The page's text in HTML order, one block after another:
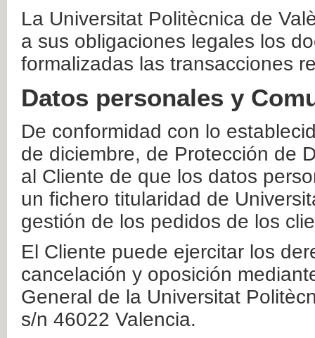
La Universitat Politècnica de
a sus obligaciones legales los
formalizadas las transacciones
Datos personales y
De conformidad con lo
de diciembre, de Protección de
al Cliente de que los datos
un fichero titularidad de
gestión de los pedidos de los
El Cliente puede ejercitar los
cancelación y oposición
General de la Universitat
s/n 46022 Valencia.